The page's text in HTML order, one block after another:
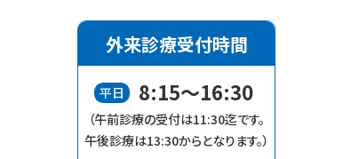
外来診療受付時間
平日 8:15～16:30
（午前診療の受付は11:30迄です。
午後診療は13:30からとなります。）